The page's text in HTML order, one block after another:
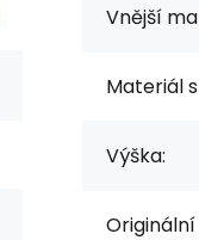
Vnější
Materiál
Výška: